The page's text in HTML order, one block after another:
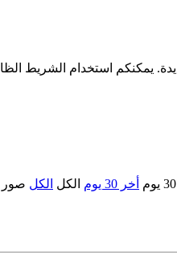
أخر 30 يوم الكل الكل صور